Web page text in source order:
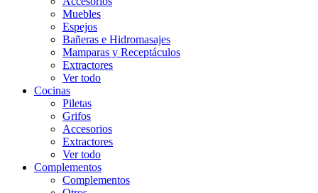
Muebles
Espejos
Bañeras e Hidromasajes
Mamparas y Receptáculos
Extractores
Ver todo
Cocinas
Piletas
Grifos
Accesorios
Extractores
Ver todo
Complementos
Complementos